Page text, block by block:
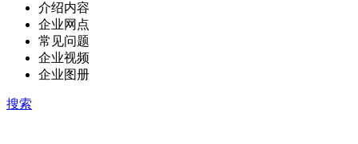
介绍内容
企业网点
常见问题
企业视频
企业图册
搜索